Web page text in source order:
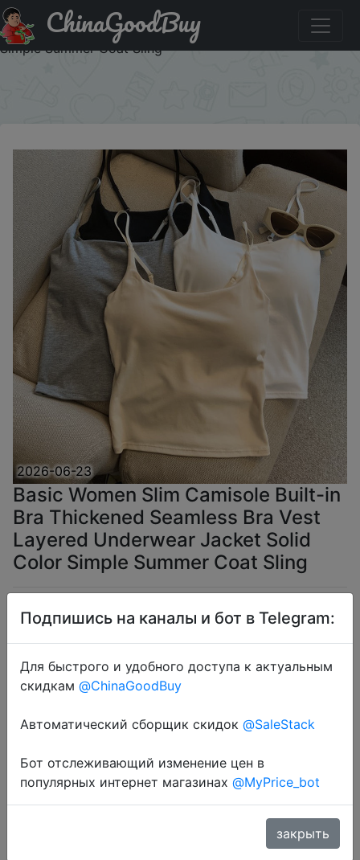
Купить: Basic Women Slim Camisole Built-in Bra Thickened
Seamless Bra Vest Layered Underwear Jacket Solid Color
Simple Summer Coat Sling
ChinaGoodBuy
2026-06-23
Basic Women Slim Camisole Built-in
Bra Thickened Seamless Bra Vest
Layered Underwear Jacket Solid
Color Simple Summer Coat Sling
$2.22
Coins
Перейти в магазин
Знижка монетками 302 Coins у додатку через
Подпишись на каналы и бот в Telegram:
Для быстрого и удобного доступа к актуальным
скидкам @ChinaGoodBuy
Автоматический сборщик скидок @SaleStack
Бот отслеживающий изменение цен в
популярных интернет магазинах @MyPrice_bot
закрыть